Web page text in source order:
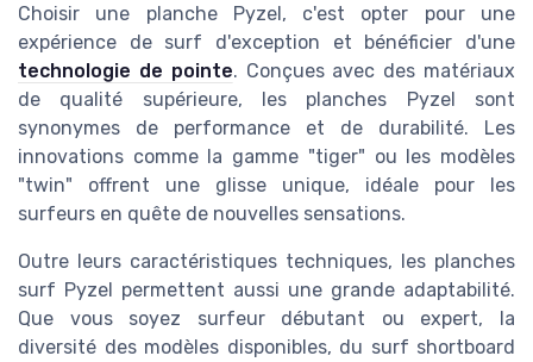
Choisir une planche Pyzel, c'est opter pour une
expérience de surf d'exception et bénéficier d'une
technologie de pointe. Conçues avec des matériaux
de qualité supérieure, les planches Pyzel sont
synonymes de performance et de durabilité. Les
innovations comme la gamme "tiger" ou les modèles
"twin" offrent une glisse unique, idéale pour les
surfeurs en quête de nouvelles sensations.
Outre leurs caractéristiques techniques, les planches
surf Pyzel permettent aussi une grande adaptabilité.
Que vous soyez surfeur débutant ou expert, la
diversité des modèles disponibles, du surf shortboard